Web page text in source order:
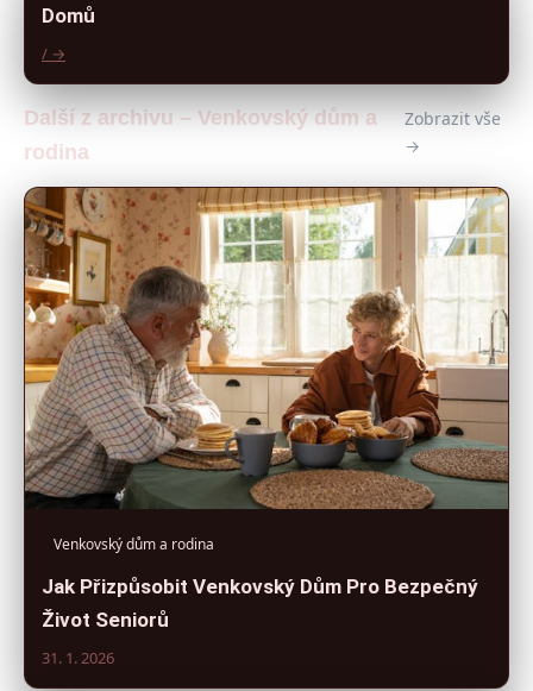
Domů
/ →
Další z archivu – Venkovský dům a
rodina
Zobrazit vše
→
Venkovský dům a rodina
Jak Přizpůsobit Venkovský Dům Pro Bezpečný
Život Seniorů
31. 1. 2026